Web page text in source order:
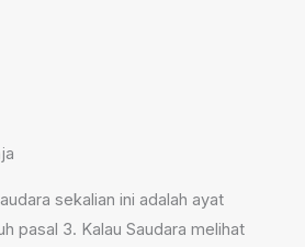
sekalian ini adalah ayat
pasal 3. Kalau Saudara melihat